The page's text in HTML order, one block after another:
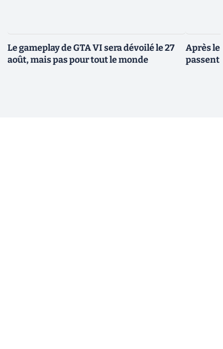
Le gameplay de GTA VI sera dévoilé le 27
août, mais pas pour tout le monde
Après le
passent